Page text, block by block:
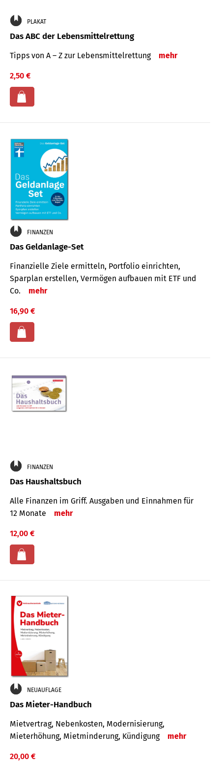
PLAKAT
Das ABC der Lebensmittelrettung
Tipps von A – Z zur Lebensmittelrettung mehr
2,50 €
FINANZEN
Das Geldanlage-Set
Finanzielle Ziele ermitteln, Portfolio einrichten,
Sparplan erstellen, Vermögen aufbauen mit ETF und
Co.
mehr
16,90 €
FINANZEN
Das Haushaltsbuch
Alle Finanzen im Griff. Aus­gaben und Ein­nahmen für
12 Monate
mehr
12,00 €
NEUAUFLAGE
Das Mieter-Handbuch
Mietvertrag, Nebenkosten, Modernisierung,
Mieterhöhung, Mietminderung, Kündigung
mehr
20,00 €